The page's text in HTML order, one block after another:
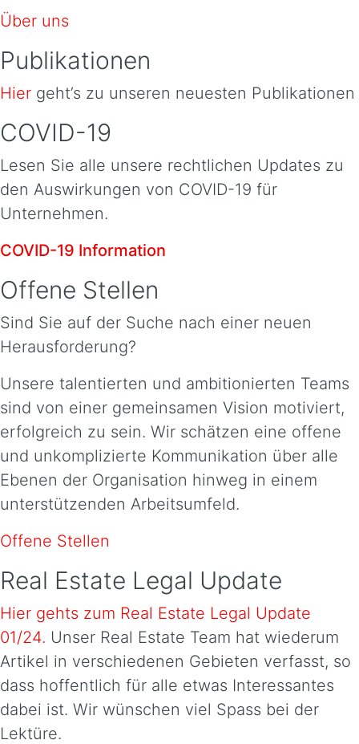
Über uns
Publikationen
Hier geht’s zu unseren neuesten Publikationen
COVID-19
Lesen Sie alle unsere rechtlichen Updates zu
den Auswirkungen von COVID-19 für
Unternehmen.
COVID-19 Information
Offene Stellen
Sind Sie auf der Suche nach einer neuen
Herausforderung?
Unsere talentierten und ambitionierten Teams
sind von einer gemeinsamen Vision motiviert,
erfolgreich zu sein. Wir schätzen eine offene
und unkomplizierte Kommunikation über alle
Ebenen der Organisation hinweg in einem
unterstützenden Arbeitsumfeld.
Offene Stellen
Real Estate Legal Update
Hier gehts zum Real Estate Legal Update
01/24. Unser Real Estate Team hat wiederum
Artikel in verschiedenen Gebieten verfasst, so
dass hoffentlich für alle etwas Interessantes
dabei ist. Wir wünschen viel Spass bei der
Lektüre.